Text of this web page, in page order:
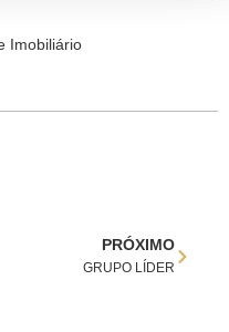
Imobiliário
PRÓXIMO
GRUPO LÍDER